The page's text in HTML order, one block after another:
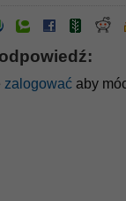
zalogować aby